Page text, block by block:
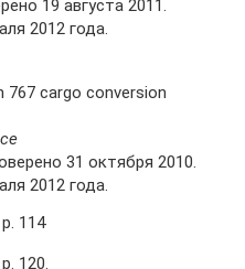
19 августа 2011.
2012 года.
767 cargo conversion
31 октября 2010.
2012 года.
114
120.